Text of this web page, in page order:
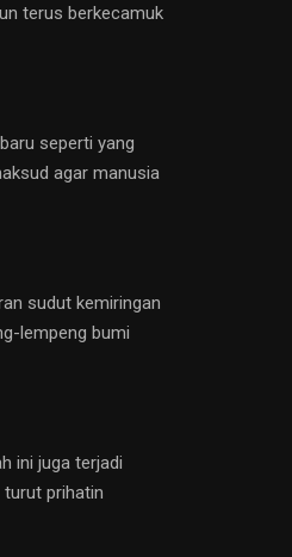
terus berkecamuk
seperti yang
agar manusia
sudut kemiringan
lempeng bumi
ini juga terjadi
turut prihatin